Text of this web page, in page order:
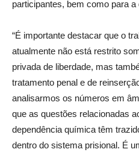
participantes, bem como para
“É importante destacar que o
atualmente não está restrito
privada de liberdade, mas
tratamento penal e de
analisarmos os números em
que as questões relacionadas
dependência química têm
dentro do sistema prisional. É